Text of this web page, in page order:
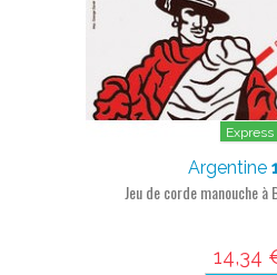
Express
Argentine
Jeu de corde manouche
14,34